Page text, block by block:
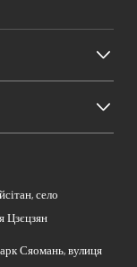
село
Цзєцзян
Сяомань, вулиця